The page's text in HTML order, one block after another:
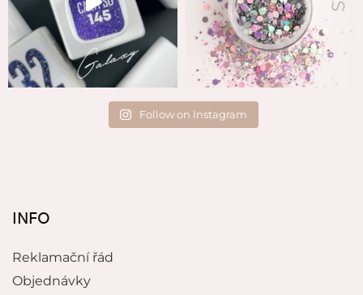
Follow on Instagram
INFO
Reklamační řád
Objednávky